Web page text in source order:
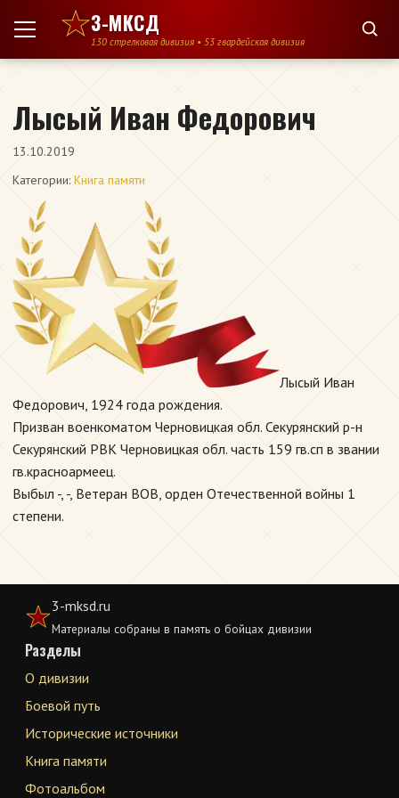
Перейти к содержимому
3-МКСД
130 стрелковая дивизия • 53 гвардейская дивизия
Лысый Иван Федорович
13.10.2019
Категории: Книга памяти
Лысый Иван
Федорович, 1924 года рождения.
Призван военкоматом Черновицкая обл. Секурянский р-н
Секурянский РВК Черновицкая обл. часть 159 гв.сп в звании
гв.красноармеец.
Выбыл -, -, Ветеран ВОВ, орден Отечественной войны 1
степени.
3-mksd.ru
Материалы собраны в память о бойцах дивизии
Разделы
О дивизии
Боевой путь
Исторические источники
Книга памяти
Фотоальбом